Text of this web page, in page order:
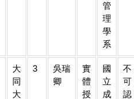
管
理
學
系
大
同
大
3
吳瑞
卿
實
體
授
國
立
成
不
可
認